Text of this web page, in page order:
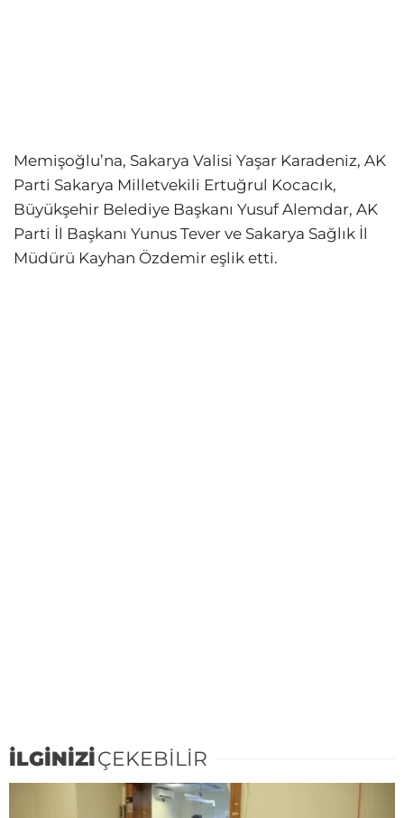
Memişoğlu’na, Sakarya Valisi Yaşar Karadeniz, AK
Parti Sakarya Milletvekili Ertuğrul Kocacık,
Büyükşehir Belediye Başkanı Yusuf Alemdar, AK
Parti İl Başkanı Yunus Tever ve Sakarya Sağlık İl
Müdürü Kayhan Özdemir eşlik etti.
İLGİNİZİÇEKEBİLİR